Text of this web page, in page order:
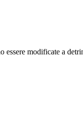
modificate a